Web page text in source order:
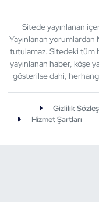
Sitede yayınlanan
Yayınlanan
tutulamaz. Sitedeki tüm
yayınlanan haber, köşe
gösterilse dahi,
Gizlilik
Hizmet Şartları